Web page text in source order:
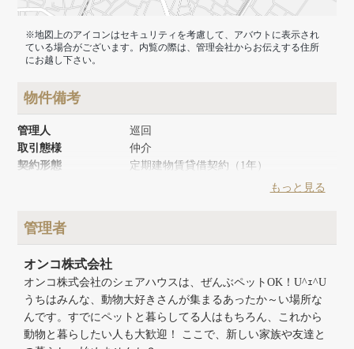
※地図上のアイコンはセキュリティを考慮して、アバウトに表示され
ている場合がございます。内覧の際は、管理会社からお伝えする住所
にお越し下さい。
物件備考
管理人
巡回
取引態様
仲介
契約形態
定期建物賃貸借契約（1年）
建物面積
建物構造
もっと見る
管理者
オンコ株式会社
オンコ株式会社のシェアハウスは、ぜんぶペットOK！U^ｪ^U
うちはみんな、動物大好きさんが集まるあったか～い場所な
んです。すでにペットと暮らしてる人はもちろん、これから
動物と暮らしたい人も大歓迎！ ここで、新しい家族や友達と